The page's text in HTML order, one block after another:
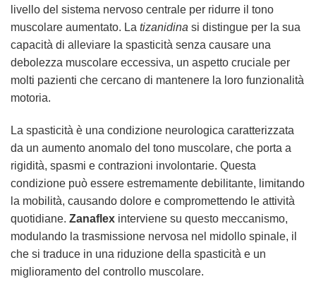
livello del sistema nervoso centrale per ridurre il tono
muscolare aumentato. La tizanidina si distingue per la sua
capacità di alleviare la spasticità senza causare una
debolezza muscolare eccessiva, un aspetto cruciale per
molti pazienti che cercano di mantenere la loro funzionalità
motoria.
La spasticità è una condizione neurologica caratterizzata
da un aumento anomalo del tono muscolare, che porta a
rigidità, spasmi e contrazioni involontarie. Questa
condizione può essere estremamente debilitante, limitando
la mobilità, causando dolore e compromettendo le attività
quotidiane. Zanaflex interviene su questo meccanismo,
modulando la trasmissione nervosa nel midollo spinale, il
che si traduce in una riduzione della spasticità e un
miglioramento del controllo muscolare.